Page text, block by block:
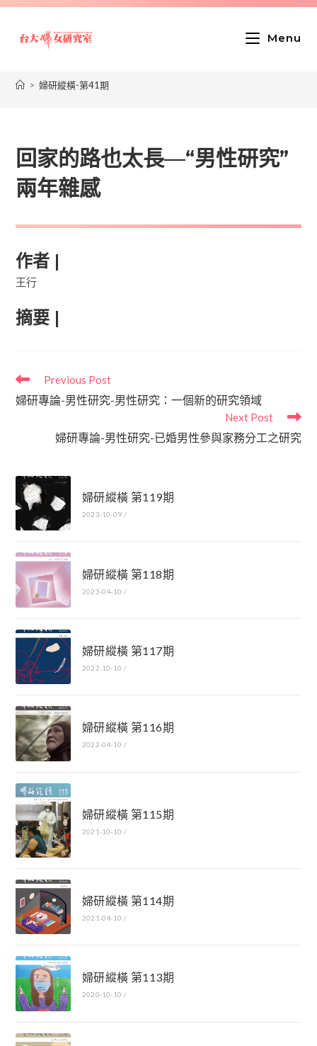
Menu
> 婦研縱橫-第41期
回家的路也太長—“男性研究”
兩年雜感
作者 |
王行
摘要 |
Previous Post
婦研專論-男性研究-男性研究：一個新的研究領域
Next Post
婦研專論-男性研究-已婚男性參與家務分工之研究
婦研縱橫 第119期
2023-10-09 /
婦研縱橫 第118期
2023-04-10 /
婦研縱橫 第117期
2022-10-10 /
婦研縱橫 第116期
2022-04-10 /
婦研縱橫 第115期
2021-10-10 /
婦研縱橫 第114期
2021-04-10 /
婦研縱橫 第113期
2020-10-10 /